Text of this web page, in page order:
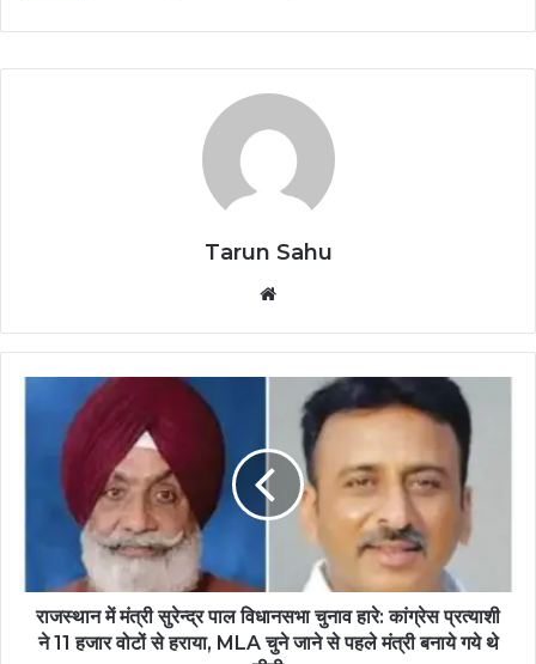
Tarun Sahu
राजस्थान में मंत्री सुरेन्द्र पाल विधानसभा चुनाव हारे: कांग्रेस प्रत्याशी
ने 11 हजार वोटों से हराया, MLA चुने जाने से पहले मंत्री बनाये गये थे